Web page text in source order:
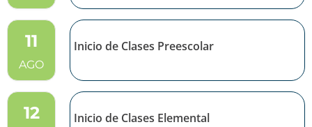
11
AGO
Inicio de Clases Preescolar
12 Inicio de Clases Elemental